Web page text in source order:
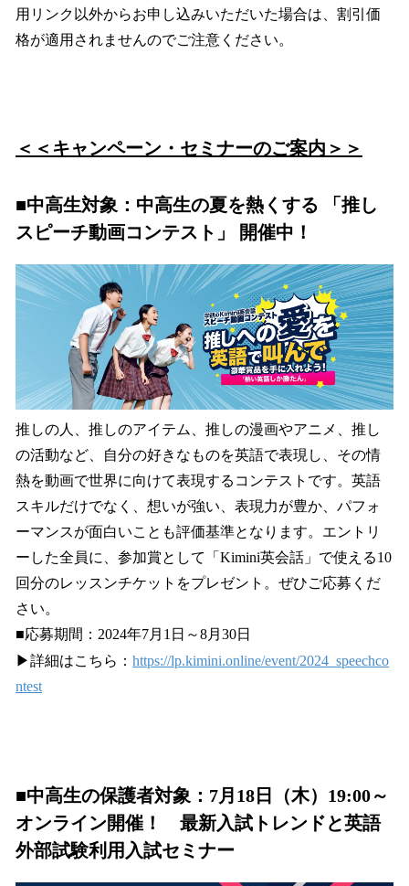
用リンク以外からお申し込みいただいた場合は、割引価
格が適用されませんのでご注意ください。
＜＜キャンペーン・セミナーのご案内＞＞
■中高生対象：中高生の夏を熱くする 「推し
スピーチ動画コンテスト」 開催中！
推しの人、推しのアイテム、推しの漫画やアニメ、推し
の活動など、自分の好きなものを英語で表現し、その情
熱を動画で世界に向けて表現するコンテストです。英語
スキルだけでなく、想いが強い、表現力が豊か、パフォ
ーマンスが面白いことも評価基準となります。エントリ
ーした全員に、参加賞として「Kimini英会話」で使える10
回分のレッスンチケットをプレゼント。ぜひご応募くだ
さい。
■応募期間：2024年7月1日～8月30日
▶詳細はこちら： https://lp.kimini.online/event/2024_speechco
ntest
■中高生の保護者対象：7月18日（木）19:00～
オンライン開催！ 最新入試トレンドと英語
外部試験利用入試セミナー